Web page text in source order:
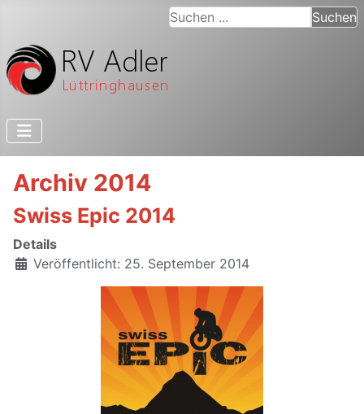
Suchen ... Suchen
Archiv 2014
Swiss Epic 2014
Details
Veröffentlicht: 25. September 2014